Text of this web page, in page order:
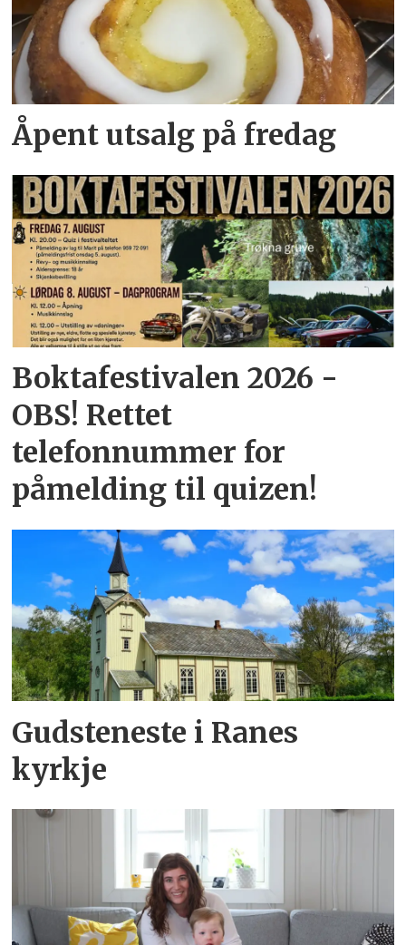
Åpent utsalg på fredag
Boktafestivalen 2026 -
OBS! Rettet
telefonnummer for
påmelding til quizen!
Gudsteneste i Ranes
kyrkje